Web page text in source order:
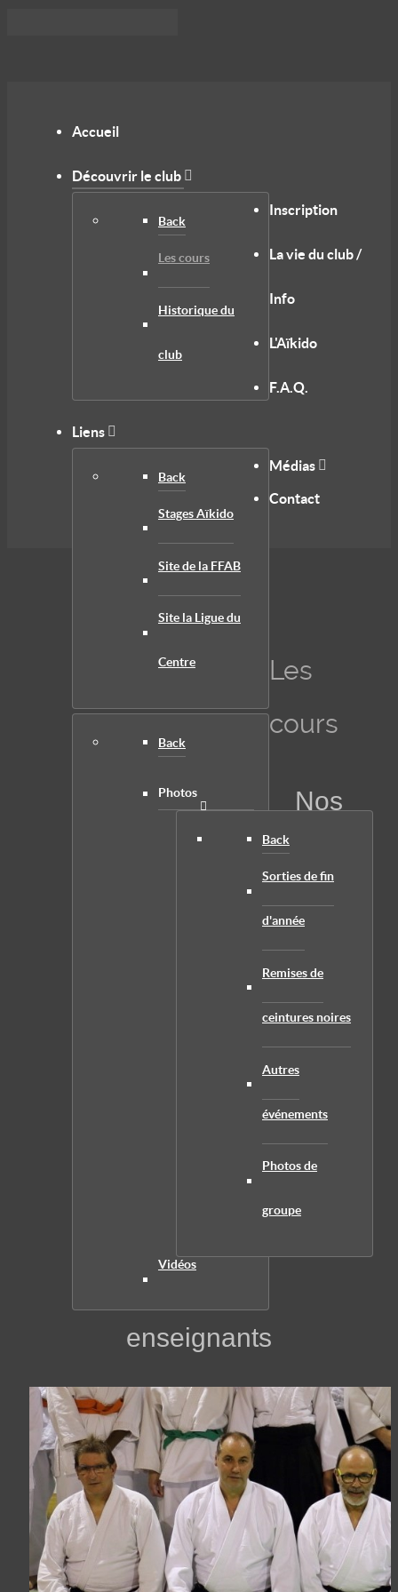
Accueil
Découvrir le club
Back
Les cours
Historique du
club
Inscription
La vie du club /
Info
L'Aïkido
F.A.Q.
Liens
Back
Stages Aïkido
Site de la FFAB
Site la Ligue du
Centre
Médias
Back
Photos
Back
Sorties de fin
d'année
Remises de
ceintures noires
Autres
événements
Photos de
groupe
Vidéos
Contact
Les
cours
Nos
enseignants